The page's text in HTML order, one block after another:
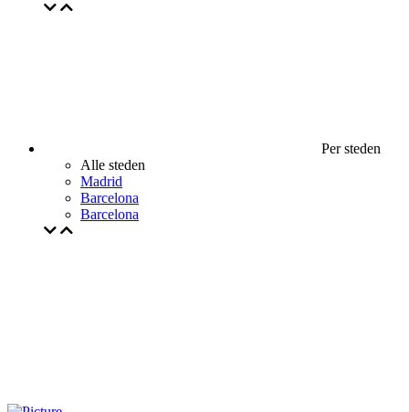
Per steden
Alle steden
Madrid
Barcelona
Barcelona